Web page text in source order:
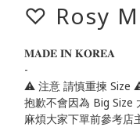
♡ Rosy
𝐌𝐀𝐃𝐄 𝐈𝐍 𝐊𝐎𝐑𝐄𝐀
-
⚠️ 注意 請慎重揀 Size
抱歉不會因為 Big Size
麻煩大家下單前參考店